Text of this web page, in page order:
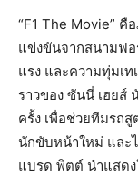
“F1 The Movie”
แข่งขันจากสนามฟ
แรง และความทุ่มเท
ราวของ ซันนี่ เฮยส์
ครั้ง เพื่อช่วยทีมรถ
นักขับหน้าใหม่ และ
แบรด พิตต์ นำแสด